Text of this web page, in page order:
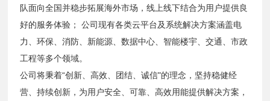
队面向全国并稳步拓展海外市场，线上线下结合为用户提供良
好的服务体验； 公司现有各类云平台及系统解决方案涵盖电
力、环保、消防、新能源、数据中心、智能楼宇、交通、市政
工程等多个领域。
公司将秉着“创新、高效、团结、诚信"的理念，坚持稳健经
营、持续创新，为用户安全、可靠、高效用能提供解决方案，